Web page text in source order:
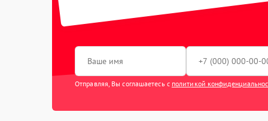
Отправляя, Вы соглашаетесь с политикой